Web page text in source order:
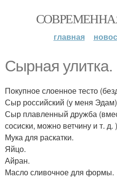
главная
Сырная
Покупное слоенное тесто
Сыр российский (у меня
Сыр плавленный дружба
сосиски, можно ветчину и т. д.
Мука для раскатки.
Яйцо.
Айран.
Масло сливочное для формы.